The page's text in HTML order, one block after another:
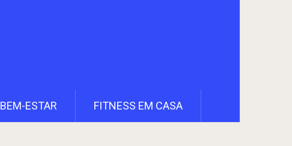
BEM-ESTAR FITNESS EM CASA